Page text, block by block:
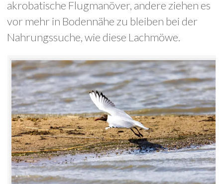
akrobatische Flugmanöver, andere ziehen es
vor mehr in Bodennähe zu bleiben bei der
Nahrungssuche, wie diese Lachmöwe.